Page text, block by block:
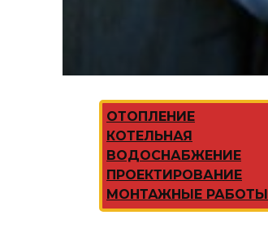
ОТОПЛЕНИЕ
КОТЕЛЬНАЯ
ВОДОСНАБЖЕНИЕ
ПРОЕКТИРОВАНИЕ
МОНТАЖНЫЕ РАБОТЫ